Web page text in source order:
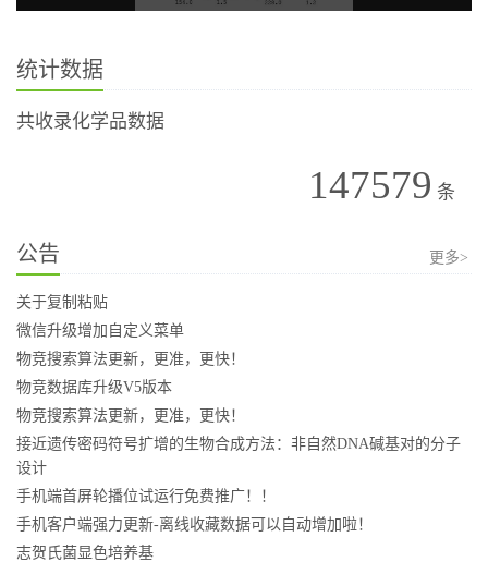
统计数据
共收录化学品数据
147579 条
公告 更多>
关于复制粘贴
微信升级增加自定义菜单
物竞搜索算法更新，更准，更快！
物竞数据库升级V5版本
物竞搜索算法更新，更准，更快！
接近遗传密码符号扩增的生物合成方法：非自然DNA碱基对的分子
设计
手机端首屏轮播位试运行免费推广！！
手机客户端强力更新-离线收藏数据可以自动增加啦！
志贺氏菌显色培养基